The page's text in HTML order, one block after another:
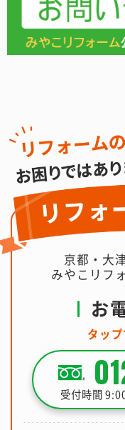
京都・大
みやこリフ
お
タッ
受付時間